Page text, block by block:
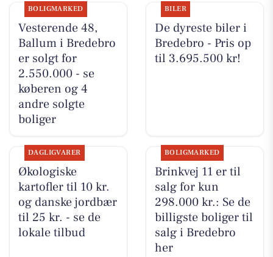
BOLIGMARKED
Vesterende 48,
Ballum i Bredebro
er solgt for
2.550.000 - se
køberen og 4
andre solgte
boliger
BILER
De dyreste biler i
Bredebro - Pris op
til 3.695.500 kr!
DAGLIGVARER
Økologiske
kartofler til 10 kr.
og danske jordbær
til 25 kr. - se de
lokale tilbud
BOLIGMARKED
Brinkvej 11 er til
salg for kun
298.000 kr.: Se de
billigste boliger til
salg i Bredebro
her